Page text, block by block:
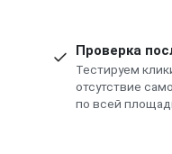
Проверка
Тестируем
отсутствие
по всей